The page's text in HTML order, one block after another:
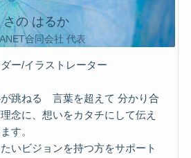
さの はるか
合同会社 代表
ー/イラストレーター
が跳ねる 言葉を超えて 分かり合
念に、想いをカタチにして伝え
す。
いビジョンを持つ方をサポート